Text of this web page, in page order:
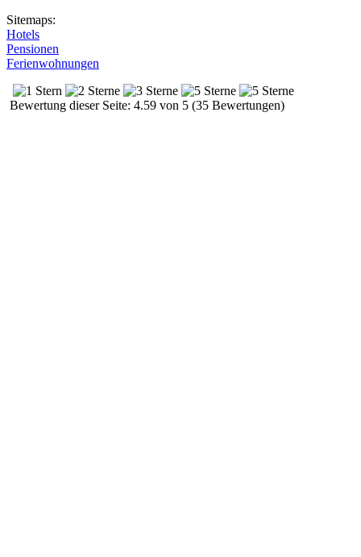
Sitemaps:
Hotels
Pensionen
Ferienwohnungen
Bewertung dieser Seite: 4.59 von 5 (35 Bewertungen)